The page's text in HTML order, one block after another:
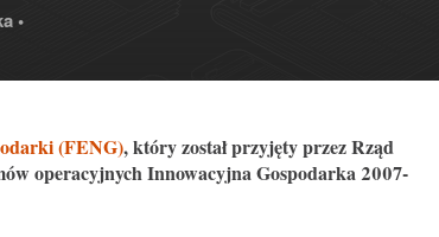
•
(FENG), który został przyjęty przez Rząd
operacyjnych Innowacyjna Gospodarka 2007-